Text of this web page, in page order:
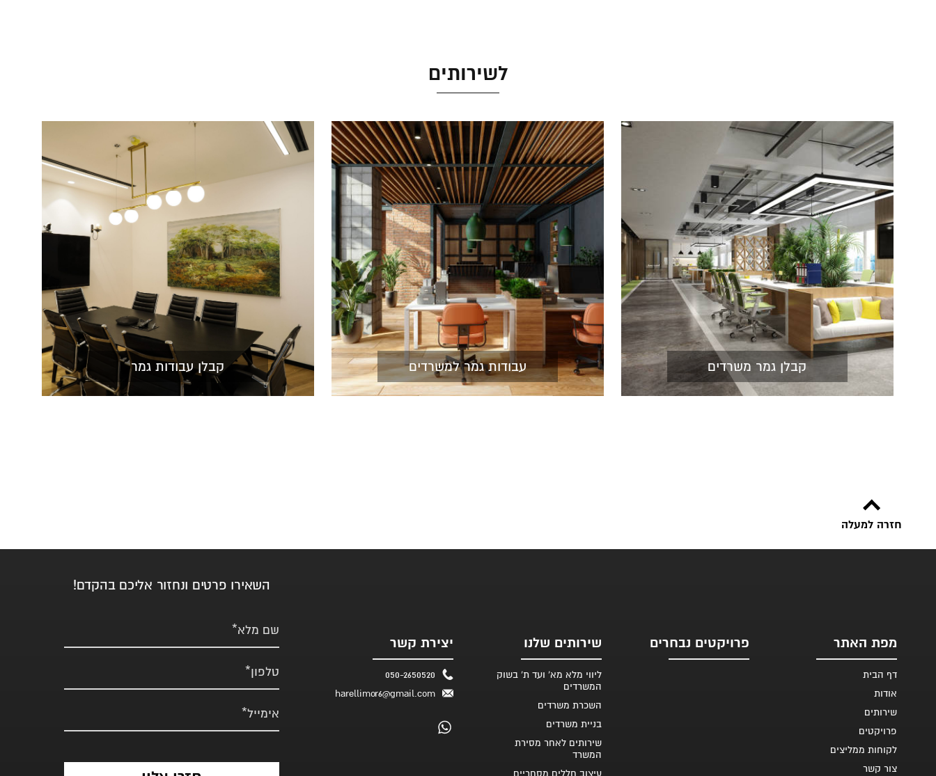
לשירותים
קבלן גמר משרדים עבודות גמר למשרדים קבלן עבודות גמר
חזרה למעלה
מפת האתר
דף הבית
אודות
שירותים
פרויקטים
לקוחות ממליצים
צור קשר
פרויקטים נבחרים שירותים שלנו
ליווי מלא מא' ועד ת' בשוק
המשרדים
השכרת משרדים
בניית משרדים
שירותים לאחר מסירת
המשרד
יצירת קשר
050-2650520
harellimor6@gmail.com
השאירו פרטים ונחזור אליכם בהקדם!